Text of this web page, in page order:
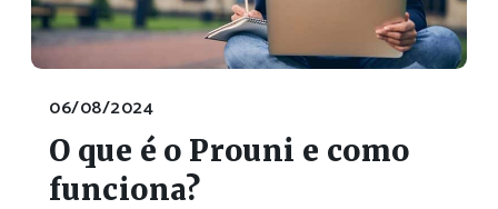
06/08/2024
O que é o Prouni e como
funciona?